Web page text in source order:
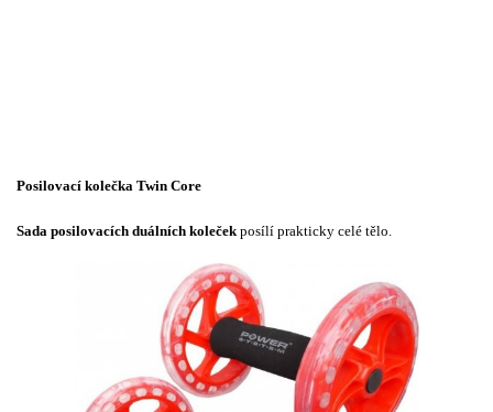
Posilovací kolečka Twin Core
Sada posilovacích duálních kolečekposílí prakticky celé tělo.